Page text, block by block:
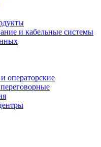
и кабельные системы
операторские